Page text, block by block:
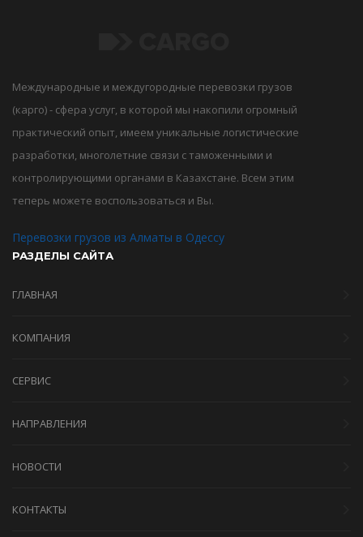
Международные и междугородные перевозки грузов
(карго) - сфера услуг, в которой мы накопили огромный
практический опыт, имеем уникальные логистические
разработки, многолетние связи с таможенными и
контролирующими органами в Казахстане. Всем этим
теперь можете воспользоваться и Вы.
Перевозки грузов из Алматы в Одессу
РАЗДЕЛЫ САЙТА
ГЛАВНАЯ
КОМПАНИЯ
СЕРВИС
НАПРАВЛЕНИЯ
НОВОСТИ
КОНТАКТЫ